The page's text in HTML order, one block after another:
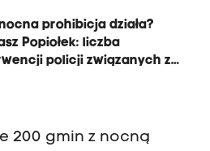
prohibicja działa?
Popiołek: liczba
policji związanych z
200 gmin z nocną